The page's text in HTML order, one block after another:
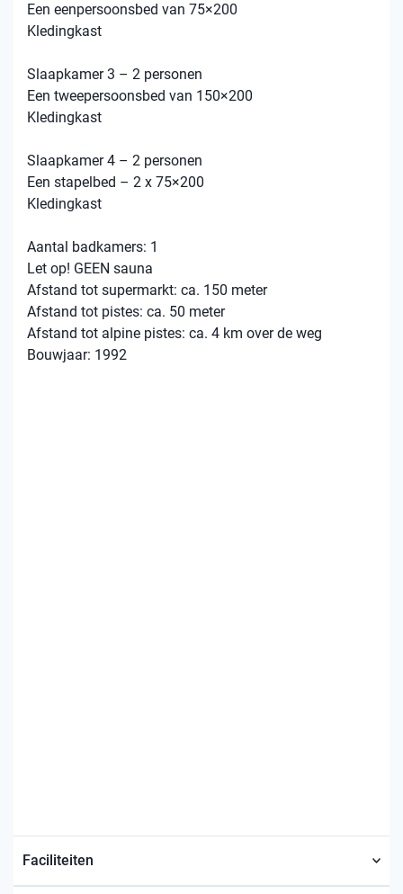
Een eenpersoonsbed van 75×200
Kledingkast
Slaapkamer 3 – 2 personen
Een tweepersoonsbed van 150×200
Kledingkast
Slaapkamer 4 – 2 personen
Een stapelbed – 2 x 75×200
Kledingkast
Aantal badkamers: 1
Let op! GEEN sauna
Afstand tot supermarkt: ca. 150 meter
Afstand tot pistes: ca. 50 meter
Afstand tot alpine pistes: ca. 4 km over de weg
Bouwjaar: 1992
Faciliteiten